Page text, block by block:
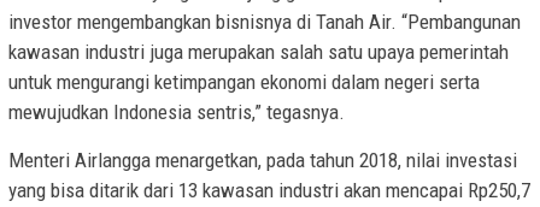
investor mengembangkan bisnisnya di Tanah Air. “Pembangunan
kawasan industri juga merupakan salah satu upaya pemerintah
untuk mengurangi ketimpangan ekonomi dalam negeri serta
mewujudkan Indonesia sentris,” tegasnya.
Menteri Airlangga menargetkan, pada tahun 2018, nilai investasi
yang bisa ditarik dari 13 kawasan industri akan mencapai Rp250,7